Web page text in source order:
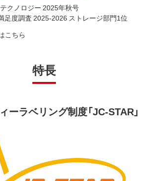
クノロジー 2025年秋号
足度調査 2025-2026 ストレージ部門1位
こちら
特長
ーラベリング制度「JC-STAR」